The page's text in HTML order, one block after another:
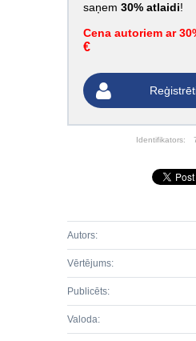
saņem 30% atlaidi!
Cena autoriem ar
€
Identifikators:
Autors:
Vērtējums:
Publicēts:
Valoda: